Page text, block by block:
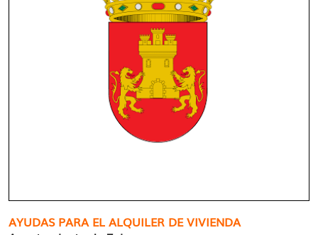
AYUDAS PARA EL ALQUILER DE VIVIENDA